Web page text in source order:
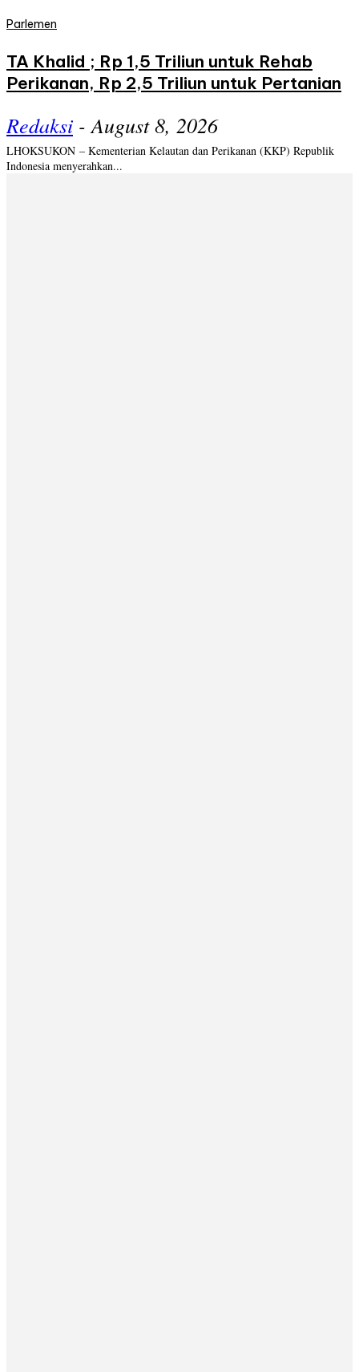
Parlemen
TA Khalid ; Rp 1,5 Triliun untuk Rehab
Perikanan, Rp 2,5 Triliun untuk Pertanian
Redaksi - August 8, 2026
LHOKSUKON – Kementerian Kelautan dan Perikanan (KKP) Republik
Indonesia menyerahkan...